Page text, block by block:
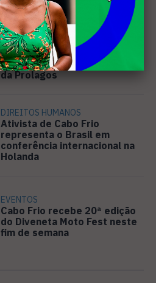
SANEAMENTO
Câmara de Búzios aprova
audiência pública para
discutir atuação e serviços
da Prolagos
DIREITOS HUMANOS
Ativista de Cabo Frio
representa o Brasil em
conferência internacional na
Holanda
EVENTOS
Cabo Frio recebe 20ª edição
do Diveneta Moto Fest neste
fim de semana